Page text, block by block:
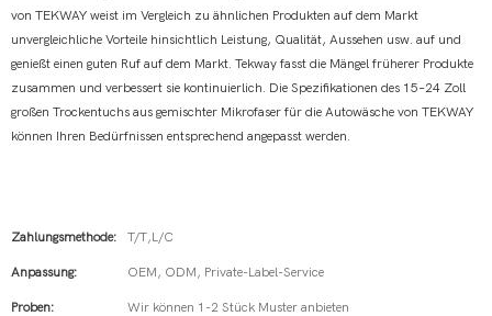
von TEKWAY weist im Vergleich zu ähnlichen Produkten auf dem Markt
unvergleichliche Vorteile hinsichtlich Leistung, Qualität, Aussehen usw. auf und
genießt einen guten Ruf auf dem Markt. Tekway fasst die Mängel früherer Produkte
zusammen und verbessert sie kontinuierlich. Die Spezifikationen des 15–24 Zoll
großen Trockentuchs aus gemischter Mikrofaser für die Autowäsche von TEKWAY
können Ihren Bedürfnissen entsprechend angepasst werden.
Zahlungsmethode: T/T,L/C
Anpassung: OEM, ODM, Private-Label-Service
Proben: Wir können 1-2 Stück Muster anbieten